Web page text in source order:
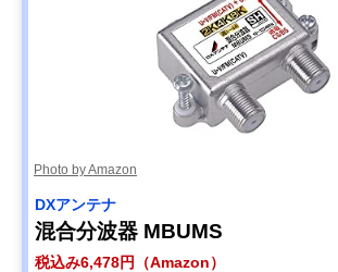
Photo by Amazon
DXアンテナ
混合分波器 MBUMS
税込み6,478円（Amazon）